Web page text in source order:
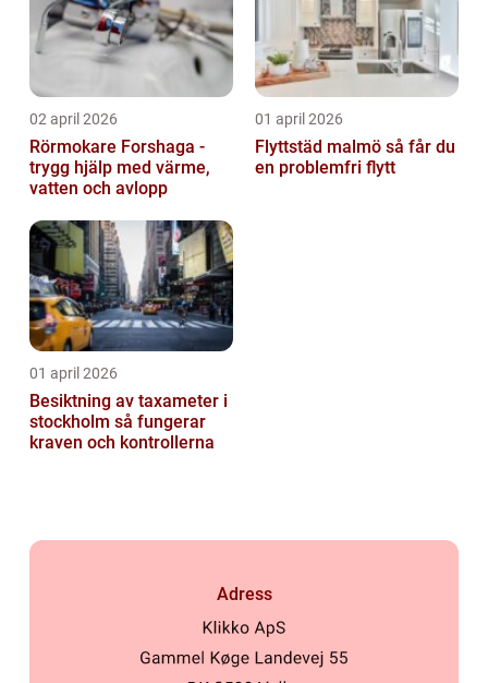
02 april 2026
Rörmokare Forshaga -
trygg hjälp med värme,
vatten och avlopp
01 april 2026
Flyttstäd malmö så får du
en problemfri flytt
01 april 2026
Besiktning av taxameter i
stockholm så fungerar
kraven och kontrollerna
Adress